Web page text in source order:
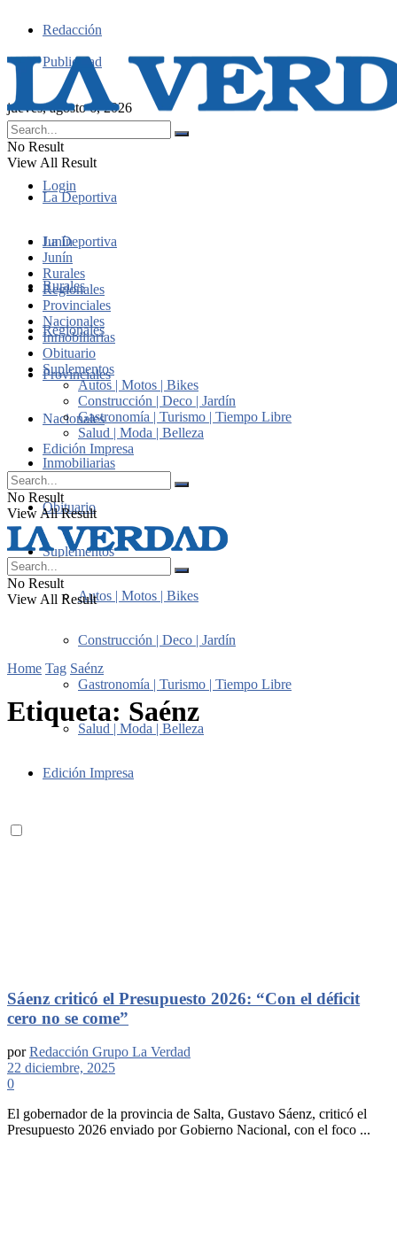
Redacción
Publicidad
jueves, agosto 6, 2026
Login
No Result
View All Result
La Deportiva
Junín
Rurales
Regionales
Provinciales
Nacionales
Inmobiliarias
Obituario
Suplementos
Autos | Motos | Bikes
Construcción | Deco | Jardín
Gastronomía | Turismo | Tiempo Libre
Salud | Moda | Belleza
Edición Impresa
La Deportiva
Junín
Rurales
Regionales
Provinciales
Nacionales
Inmobiliarias
Obituario
Suplementos
Autos | Motos | Bikes
Construcción | Deco | Jardín
Gastronomía | Turismo | Tiempo Libre
Salud | Moda | Belleza
Edición Impresa
No Result
View All Result
No Result
View All Result
Home Tag Saénz
Etiqueta: Saénz
Sáenz criticó el Presupuesto 2026: “Con el déficit
cero no se come”
por Redacción Grupo La Verdad
22 diciembre, 2025
0
El gobernador de la provincia de Salta, Gustavo Sáenz, criticó el
Presupuesto 2026 enviado por Gobierno Nacional, con el foco ...